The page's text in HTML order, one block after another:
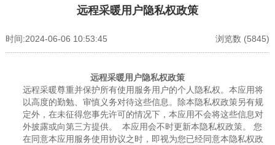
远程采暖用户隐私权政策
时间:2024-06-06 10:53:45 浏览数 (5845)
远程采暖用户隐私权政策
远程采暖尊重并保护所有使用服务用户的个人隐私权。本应用将
以高度的勤勉、审慎义务对待这些信息。除本隐私权政策另有规
定外，在未征得您事先许可的情况下，本应用不会将这些信息对
外披露或向第三方提供。 本应用会不时更新本隐私权政策。
您
在同意本应用服务使用协议之时，即视为您已经同意本隐私权政